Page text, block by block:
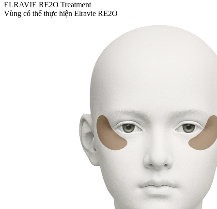
ELRAVIE RE2O Treatment
Vùng có thể thực hiện Elravie RE2O